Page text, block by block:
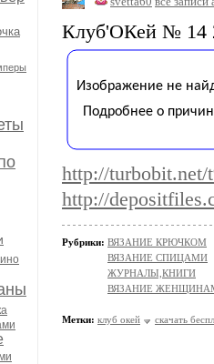
Клуб'ОКей № 14
http://
http://
Рубрики: ВЯЗАНИЕ КРЮЧКОМ
ВЯЗАНИЕ СПИЦАМИ
ЖУРНАЛЫ,КНИГИ
ВЯЗАНИЕ
Метки: клуб окей скачать